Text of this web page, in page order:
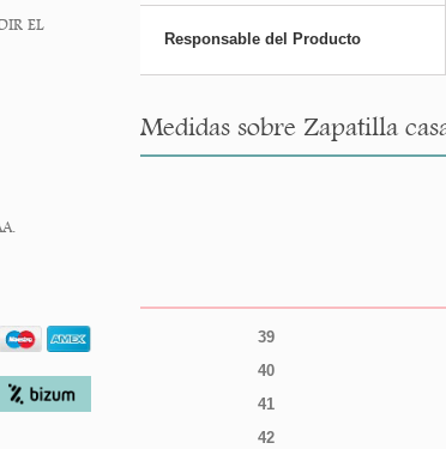
EL
Responsable del Producto
Medidas sobre Zapatilla
39
40
41
42